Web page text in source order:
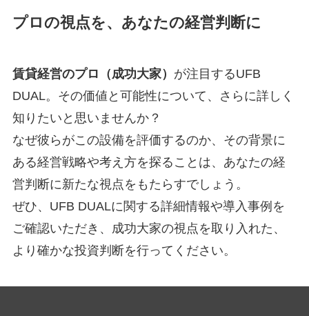
プロの視点を、あなたの経営判断に
賃貸経営のプロ（成功大家） が注目するUFB
DUAL。その価値と可能性について、さらに詳しく
知りたいと思いませんか？
なぜ彼らがこの設備を評価するのか、その背景に
ある経営戦略や考え方を探ることは、あなたの経
営判断に新たな視点をもたらすでしょう。
ぜひ、UFB DUALに関する詳細情報や導入事例を
ご確認いただき、成功大家の視点を取り入れた、
より確かな投資判断を行ってください。